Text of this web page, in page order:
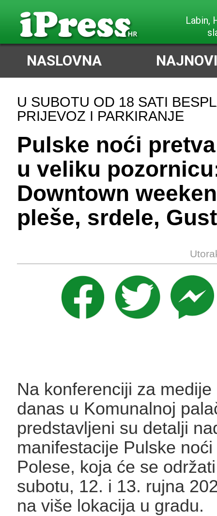
Labin,
NASLOVNA
U SUBOTU OD 18 SATI
PRIJEVOZ I PARKIRANJE
Pulske noći
u veliku
Downtown
pleše, srdele,
Na konferenciji za
danas u Komunalnoj
predstavljeni su detalji
manifestacije Pulske
Polese, koja će se
subotu, 12. i 13. rujna
na više lokacija u gradu.